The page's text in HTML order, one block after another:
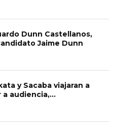
Dunn Castellanos,
Jaime Dunn
y Sacaba viajaran a
a audiencia,...